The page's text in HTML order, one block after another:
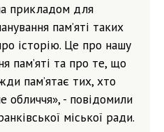
прикладом для
пам’яті таких
історію. Це про нашу
пам’яті та про те, що
пам’ятає тих, хто
обличчя», - повідомили
міської ради.